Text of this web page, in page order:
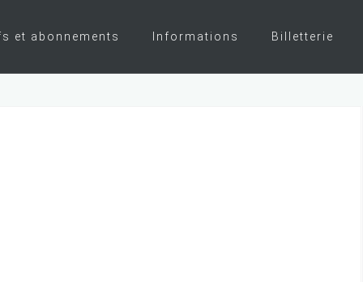
et abonnements Informations Billetterie